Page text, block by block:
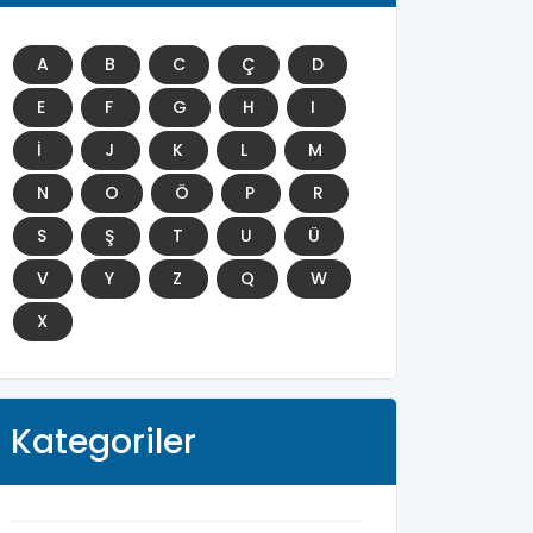
A B C Ç
D
E
F G H
I
İ
J K L
M
N
O Ö P
R
S
Ş T U
Ü
V
Y Z Q
W
X
Kategoriler